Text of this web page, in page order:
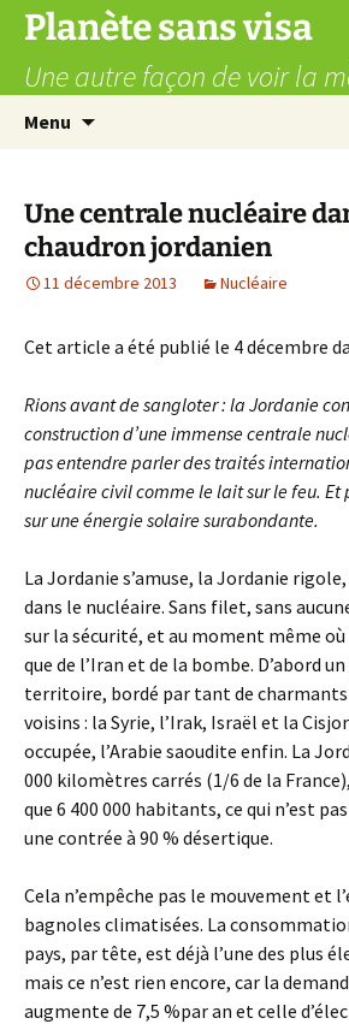
Aller
contenu
Planète sans visa
Une autre façon de voir la
Menu
Une centrale nucléaire
chaudron jordanien
11 décembre 2013 Nucléaire
Cet article a été publié le 4 décembre
Rions avant de sangloter : la Jordanie
construction d’une immense centrale
pas entendre parler des traités
nucléaire civil comme le lait sur le feu. Et
sur une énergie solaire surabondante.
La Jordanie s’amuse, la Jordanie
dans le nucléaire. Sans filet, sans
sur la sécurité, et au moment même
que de l’Iran et de la bombe. D’abord
territoire, bordé par tant de
voisins : la Syrie, l’Irak, Israël et la
occupée, l’Arabie saoudite enfin. La
000 kilomètres carrés (1/6 de la
que 6 400 000 habitants, ce qui n’est
une contrée à 90 % désertique.
Cela n’empêche pas le mouvement et
bagnoles climatisées. La
pays, par tête, est déjà l’une des plus
mais ce n’est rien encore, car la
augmente de 7,5 %par an et celle